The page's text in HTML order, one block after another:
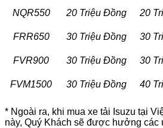
NQR550
20 Triệu Đồng 20
FRR650
30 Triệu Đồng 30
FVR900
30 Triệu Đồng 30
FVM1500
30 Triệu Đồng 40
* Ngoài ra, khi mua xe tải Isuzu tại
này, Quý Khách sẽ được hưởng các